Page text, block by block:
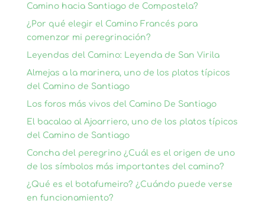
Camino hacia Santiago de Compostela?
¿Por qué elegir el Camino Francés para
comenzar mi peregrinación?
Leyendas del Camino: Leyenda de San Virila
Almejas a la marinera, uno de los platos típicos
del Camino de Santiago
Los foros más vivos del Camino De Santiago
El bacalao al Ajoarriero, uno de los platos típicos
del Camino de Santiago
Concha del peregrino ¿Cuál es el origen de uno
de los símbolos más importantes del camino?
¿Qué es el botafumeiro? ¿Cuándo puede verse
en funcionamiento?